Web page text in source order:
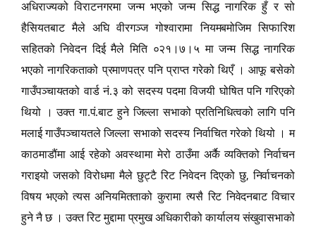
अधिराज्यको विराटनगरमा जन्म भएको जन्म सिद्ध नागरिक हुँ र सो
हैसियतबाट मैले अघि वीरगञ्ज गोश्वारामा नियमबमोजिम सिफारिश
सहितको निवेदन दिई मैले मिति ०२१।७।५ मा जन्म सिद्ध नागरिक
भएको नागरिकताको प्रमाणपत्र पनि प्राप्त गरेको थिएँ । आफू बसेको
गाउँपञ्चायतको वार्ड नं.३ को सदस्य पदमा विजयी घोषित पनि गरिएको
थियो । उक्त गा.पं.बाट हुने जिल्ला सभाको प्रतिनिधित्वको लागि पनि
मलाई गाउँपञ्चायतले जिल्ला सभाको सदस्य निर्वाचित गरेको थियो । म
काठमाडौंमा आई रहेको अवस्थामा मेरो ठाउँमा अर्कै व्यक्तिको निर्वाचन
गराइयो जसको विरोधमा मैले छुट्टै रिट निवेदन दिएको छु,निर्वाचनको
विषय भएको त्यस अनियमितताको कुरामा त्यसै रिट निवेदनबाट विचार
हुने नै छ । उक्त रिट मुद्दामा प्रमुख अधिकारीको कार्यालय संखुवासभाको